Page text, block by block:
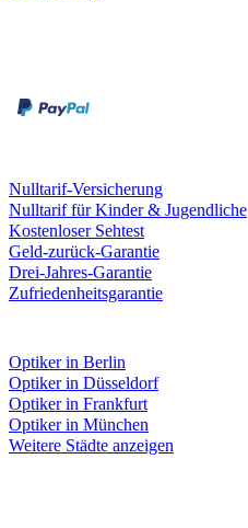
Nulltarif-Versicherung
Nulltarif für Kinder & Jugendliche
Kostenloser Sehtest
Geld-zurück-Garantie
Drei-Jahres-Garantie
Zufriedenheitsgarantie
Optiker in Berlin
Optiker in Düsseldorf
Optiker in Frankfurt
Optiker in München
Weitere Städte anzeigen